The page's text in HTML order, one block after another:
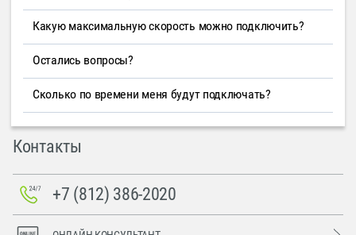
Какую максимальную скорость можно подключить?
Остались вопросы?
Сколько по времени меня будут подключать?
Контакты
+7 (812) 386-2020